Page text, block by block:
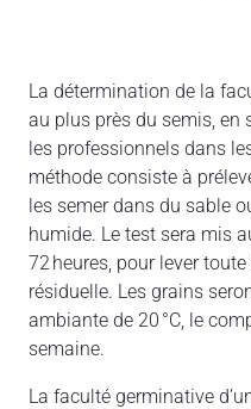
La détermination de la
au plus près du semis,
les professionnels dans
méthode consiste à
les semer dans du sable
humide. Le test sera mis
72 heures, pour lever
résiduelle. Les grains
ambiante de 20 °C, le
semaine.
La faculté germinative